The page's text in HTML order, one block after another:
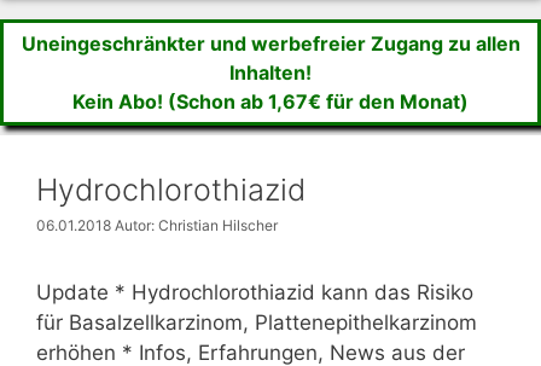
Uneingeschränkter und werbefreier Zugang zu allen
Inhalten!
Kein Abo! (Schon ab 1,67€ für den Monat)
Hydrochlorothiazid
06.01.2018 Autor: Christian Hilscher
Update * Hydrochlorothiazid kann das Risiko
für Basalzellkarzinom, Plattenepithelkarzinom
erhöhen * Infos, Erfahrungen, News aus der